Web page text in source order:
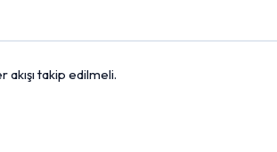
takip edilmeli.